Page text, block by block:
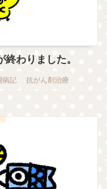
わりました。
病記 抗がん剤治療